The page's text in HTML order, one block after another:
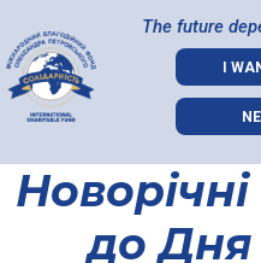
The future
I
до Дня